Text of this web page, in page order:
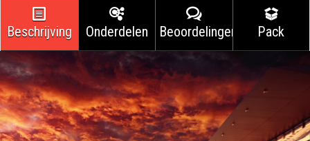
Beschrijving Onderdelen Beoordelingen Pack